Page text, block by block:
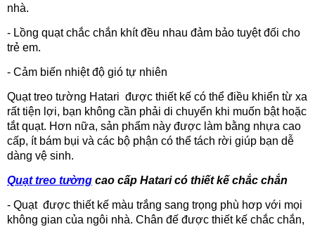
nhà.
- Lồng quạt chắc chắn khít đều nhau đảm bảo tuyệt đối cho
trẻ em.
- Cảm biến nhiệt độ gió tự nhiên
Quạt treo tường Hatari được thiết kế có thể điều khiển từ xa
rất tiện lợi, bạn không cần phải di chuyển khi muốn bật hoặc
tắt quạt. Hơn nữa, sản phẩm này được làm bằng nhựa cao
cấp, ít bám bụi và các bộ phận có thể tách rời giúp bạn dễ
dàng vệ sinh.
Quạt treo tường cao cấp Hatari có thiết kế chắc chắn
- Quạt được thiết kế màu trắng sang trọng phù hơp với mọi
không gian của ngôi nhà. Chân đế được thiết kế chắc chắn,